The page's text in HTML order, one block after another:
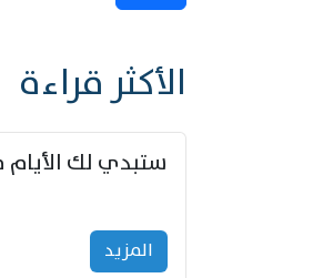
الأكثر قراءة
المزید